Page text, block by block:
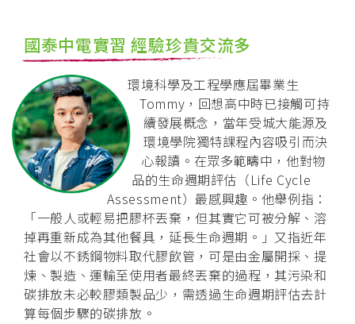
國泰中電實習 經驗珍貴交流多
環境科學及工程學應屆畢業生
Tommy，回想高中時已接觸可持
續發展概念，當年受城大能源及
環境學院獨特課程內容吸引而決
心報讀。在眾多範疇中，他對物
品的生命週期評估（Life Cycle
Assessment）最感興趣。他舉例指：
「一般人或輕易把膠杯丟棄，但其實它可被分解、溶
掉再重新成為其他餐具，延長生命週期。」又指近年
社會以不銹鋼物料取代膠飲管，可是由金屬開採、提
煉、製造、運輸至使用者最終丟棄的過程，其污染和
碳排放未必較膠類製品少，需透過生命週期評估去計
算每個步驟的碳排放。